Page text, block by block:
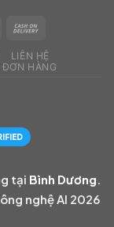
LIÊN HỆ
HÀNG
tại Bình Dương
nghệ AI 2026